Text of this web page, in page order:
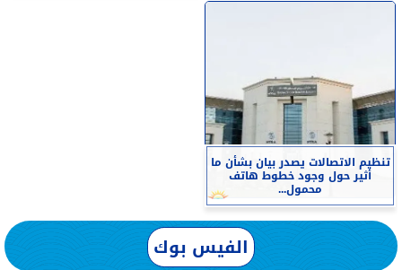
تنظيم الاتصالات يصدر بيان بشأن ما
أثير حول وجود خطوط هاتف
محمول...
الفيس بوك